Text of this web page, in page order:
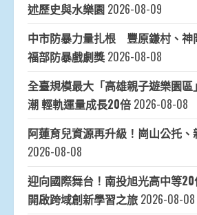
述歷史與水樂園 2026-08-09
中市防暴力量扎根 豐原鎌村、神
福部防暴戲劇獎 2026-08-08
全臺規模最大「高雄親子遊樂園
潮 輕軌運量成長20倍 2026-08-08
阿蓮育兒資源再升級！崗山公托
2026-08-08
迎向國際舞台！南投旭光高中等
開啟跨域創新學習之旅 2026-08-08